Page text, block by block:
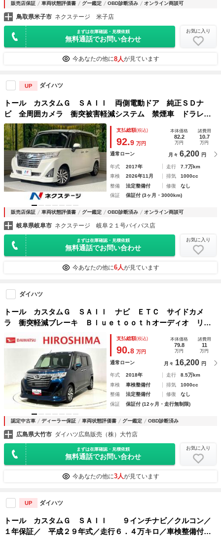
販売店保証 車両状態評価書 グー鑑定 OBD診断済み オンライン商談可
鳥取県米子市 ネクステージ 米子店
まずは在庫確認・見積依頼
無料通話でお問い合わせ
お気に入り
今あなたの他に8人が見ています
UP ダイハツ
トール カスタムＧ ＳＡＩＩ 両側電動ドア 純正ＳＤナ
ビ 全周囲カメラ 衝突被害軽減システム 禁煙車 ドラレ
コ スマートキー ＬＥＤヘッド ＥＴＣ クルコン オート
ライト オートエアコン Ｂｌｕｅｔｏｏｔｈ ＣＤ ＤＶＤ
再生
支払総額(税込)
92.9 万円
本体価格
82.2
万円
諸費用
10.7
万円
通常ローン 月々 6,200 円
年式 2017年 走行
7.7万km
車検
2026年11月 排気
1000cc
整備
法定整備付 修復
なし
保証
保証付 (3ヶ月・3000km)
販売店保証 車両状態評価書 グー鑑定 OBD診断済み オンライン商談可
岐阜県岐阜市 ネクステージ 岐阜２１号バイパス店
まずは在庫確認・見積依頼
無料通話でお問い合わせ
お気に入り
今あなたの他に6人が見ています
ダイハツ
トール カスタムＧ ＳＡＩＩ ナビ ＥＴＣ サイドカメ
ラ 衝突軽減ブレーキ Ｂｌｕｅｔｏｏｔｈオーディオ リア
カメラ ＬＥＤ Ａライト Ａストップ ナビＴＶ 横滑り防
止装置 メモリナビ 助手席エアバック 電格ミラー ドライ
ブレコーダー クルコン
支払総額(税込)
90.8 万円
本体価格
79.8
万円
諸費用
11
万円
通常ローン 月々 16,200 円
年式 2018年 走行
8.5万km
車検
車検整備付 排気
1000cc
整備
法定整備付 修復
なし
保証
保証付 (12ヶ月・走行無制限)
認定中古車 ディーラー保証 車両状態評価書 グー鑑定 OBD診断済み
広島県大竹市 ダイハツ広島販売（株）大竹店
まずは在庫確認・見積依頼
無料通話でお問い合わせ
お気に入り
今あなたの他に3人が見ています
UP ダイハツ
トール カスタムＧ ＳＡＩＩ ９インチナビ／クルコン／
１年保証／ 平成２９年式／走行６．４万キロ／車検整備付き